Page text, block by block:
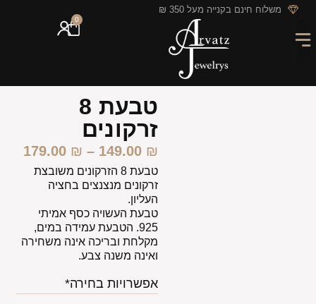
לתוכן משלוח חינם בקנייה מעל 350 ₪
0
טבעת 8
זרקונים
149.00 ₪
–
179.00 ₪
טבעת 8 הזרקונים משובצת
זרקונים מנצנצים בחציה
העליון.
טבעת העשויה כסף אמיתי
925. הטבעת עמידה במים,
מקלחת ובריכה אינה משחירה
ואינה משנה צבע.
אפשרויות בחירה*